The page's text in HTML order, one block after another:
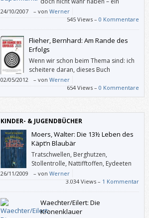
Meinung nach schlecht geschriebene Buch.
Supermarkt ist eigentlich eine Falle.
Und in Zeiten, in denen immer mehr Menschen
immer weniger in der Geldbörse bleibt, kommt
dieses Buch gerade recht.
24/10/2007 – von Werner
545 Views – 0 Kommentare
Flieher, Bernhard: Am Rande des
Erfolgs
Wenn wir schon beim Thema sind: ich
scheitere daran, dieses Buch
wiederzugeben. Es ist zu reichhaltig.
02/05/2012 – von Werner
654 Views – 0 Kommentare
KINDER- & JUGENDBÜCHER
Moers, Walter: Die 13½ Leben des
Käpt‘n Blaubär
Tratschwellen, Berghutzen,
Stollentrolle, Nattifftoffen, Eydeeten
und Haifischmaden.
26/11/2009 – von Werner
3.034 Views – 1 Kommentar
Waechter/Eilert: Die
Kronenklauer